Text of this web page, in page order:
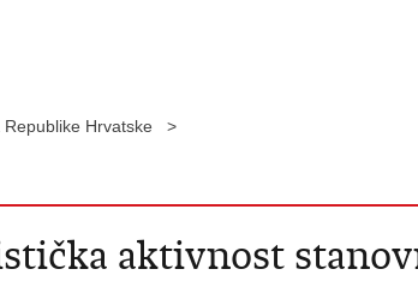
Republike Hrvatske >
aktivnost